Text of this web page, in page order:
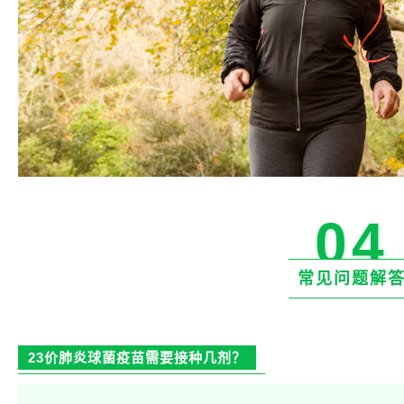
04
常见问题解
23价肺炎球菌疫苗需要接种几剂？